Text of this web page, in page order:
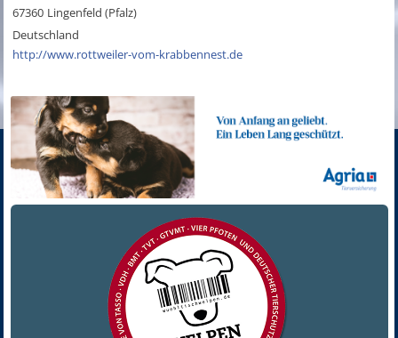
67360 Lingenfeld (Pfalz)
Deutschland
http://www.rottweiler-vom-krabbennest.de